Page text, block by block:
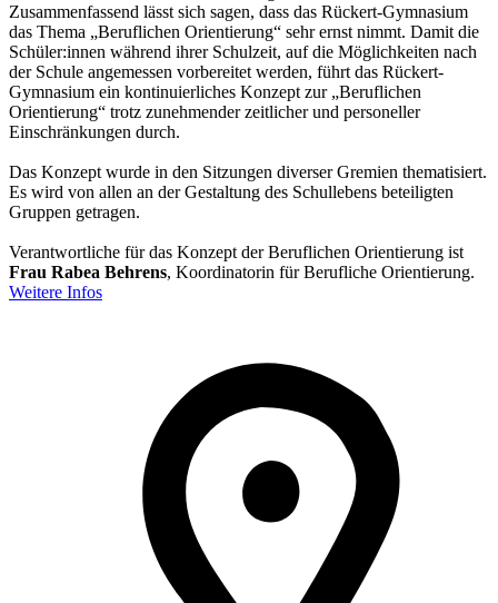
Zusammenfassend lässt sich sagen, dass das Rückert-Gymnasium
das Thema „Beruflichen Orientierung“ sehr ernst nimmt. Damit die
Schüler:innen während ihrer Schulzeit, auf die Möglichkeiten nach
der Schule angemessen vorbereitet werden, führt das Rückert-
Gymnasium ein kontinuierliches Konzept zur „Beruflichen
Orientierung“ trotz zunehmender zeitlicher und personeller
Einschränkungen durch.
Das Konzept wurde in den Sitzungen diverser Gremien thematisiert.
Es wird von allen an der Gestaltung des Schullebens beteiligten
Gruppen getragen.
Verantwortliche für das Konzept der Beruflichen Orientierung ist
Frau Rabea Behrens, Koordinatorin für Berufliche Orientierung.
Weitere Infos